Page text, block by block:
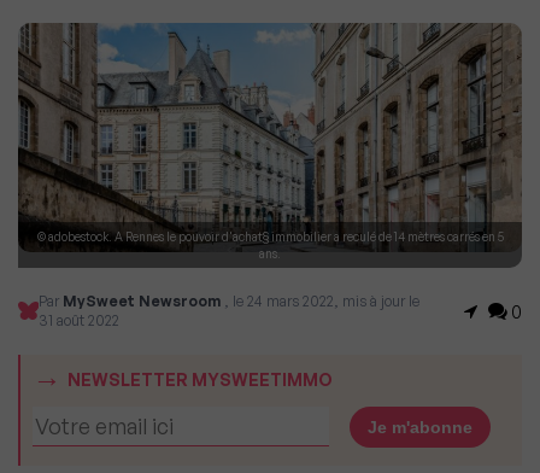
© adobestock. A Rennes le pouvoir d'achat§ immobilier a reculé de 14 mètres carrés en 5
ans.
Par MySweet Newsroom , le 24 mars 2022, mis à jour le
31 août 2022
0
NEWSLETTER MYSWEETIMMO